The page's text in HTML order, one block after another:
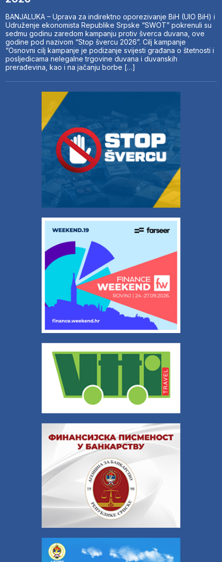
BANJALUKA – Uprava za indirektno oporezivanje BiH (UIO BiH) i
Udruženje ekonomista Republike Srpske “SWOT” pokrenuli su
sedmu godinu zaredom kampanju protiv šverca duvana, ove
godine pod nazivom “Stop švercu 2026”. Cilj kampanje
“Osnovni cilj kampanje je podizanje svijesti građana o štetnosti i
posljedicama nelegalne trgovine duvana i duvanskih
prerađevina, kao i na jačanju borbe […]